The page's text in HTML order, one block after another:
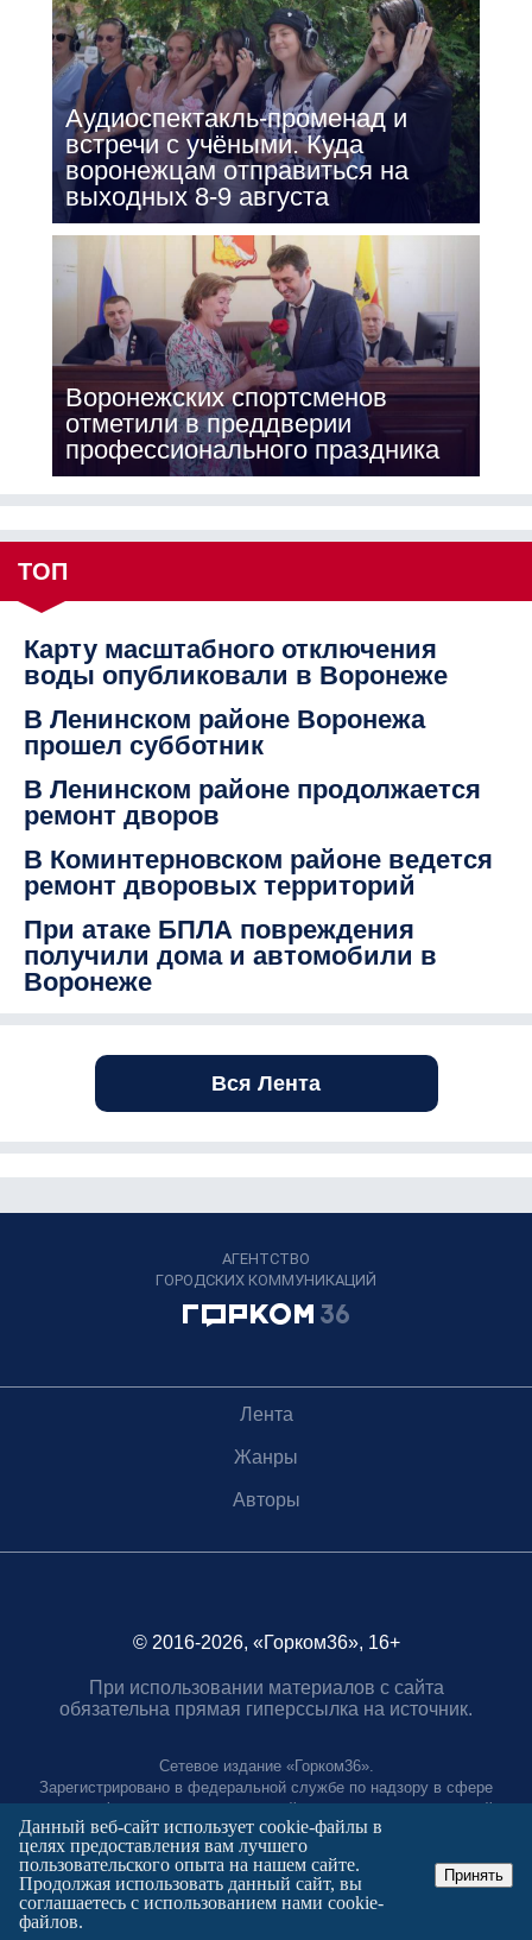
Аудиоспектакль-променад и
встречи с учёными. Куда
воронежцам отправиться на
выходных 8-9 августа
Воронежских спортсменов
отметили в преддверии
профессионального праздника
ТОП
Карту масштабного отключения
воды опубликовали в Воронеже
В Ленинском районе Воронежа
прошел субботник
В Ленинском районе продолжается
ремонт дворов
В Коминтерновском районе ведется
ремонт дворовых территорий
При атаке БПЛА повреждения
получили дома и автомобили в
Воронеже
Вся Лента
АГЕНТСТВО
ГОРОДСКИХ КОММУНИКАЦИЙ
Лента
Жанры
Авторы
© 2016-2026, «Горком36», 16+
При использовании материалов с сайта
обязательна прямая гиперссылка на источник.
Сетевое издание «Горком36».
Зарегистрировано в федеральной службе по надзору в сфере
связи, информационных технологий и массовых коммуникаций.
Регистрационный номер ЭЛ № ФС77-88966 от 21 января 2025 г.
Учредитель: Муниципальное автономное учреждение "Агентство
городских коммуникаций"
Главный редактор:
Данный веб-сайт использует cookie-файлы в
целях предоставления вам лучшего
пользовательского опыта на нашем сайте.
Продолжая использовать данный сайт, вы
соглашаетесь с использованием нами cookie-
файлов.
Принять